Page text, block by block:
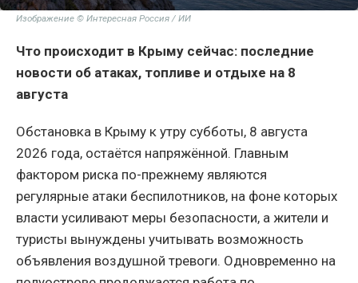
Изображение © Интересная Россия / ИИ
Что происходит в Крыму сейчас: последние
новости об атаках, топливе и отдыхе на 8
августа
Обстановка в Крыму к утру субботы, 8 августа
2026 года, остаётся напряжённой. Главным
фактором риска по-прежнему являются
регулярные атаки беспилотников, на фоне которых
власти усиливают меры безопасности, а жители и
туристы вынуждены учитывать возможность
объявления воздушной тревоги. Одновременно на